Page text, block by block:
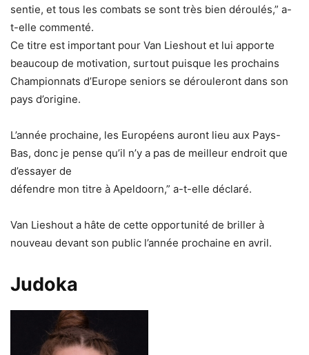
sentie, et tous les combats se sont très bien déroulés,” a-
t-elle commenté.
Ce titre est important pour Van Lieshout et lui apporte
beaucoup de motivation, surtout puisque les prochains
Championnats d’Europe seniors se dérouleront dans son
pays d’origine.
L’année prochaine, les Européens auront lieu aux Pays-
Bas, donc je pense qu’il n’y a pas de meilleur endroit que
d’essayer de
défendre mon titre à Apeldoorn,” a-t-elle déclaré.
Van Lieshout a hâte de cette opportunité de briller à
nouveau devant son public l’année prochaine en avril.
Judoka